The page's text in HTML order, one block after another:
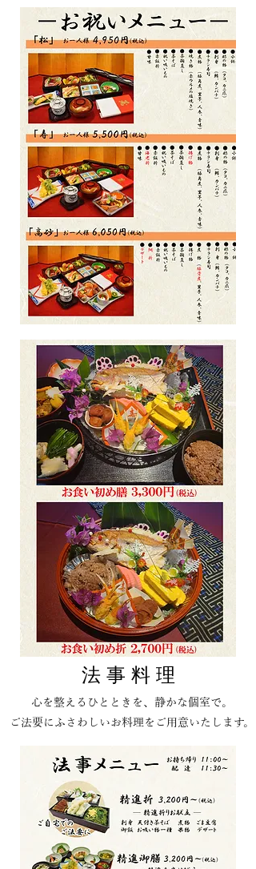
法 事 料 理
心を整えるひとときを、静かな個室で。
ご法要にふさわしいお料理をご用意いたします。​